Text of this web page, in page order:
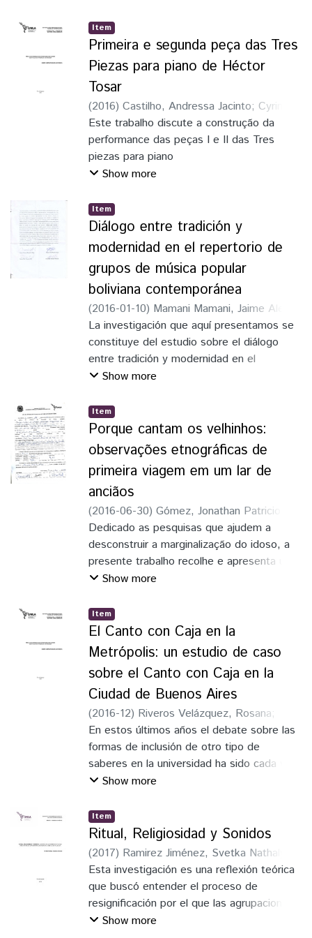
serían muy débiles como para afirmar la
existencia de un Sistema argentino. A
diferencia de
la red del Cemu, que mantiene una práctica
común en las varias ciudades del interior de
Misiones, esto sumado a lo que sus
coordinadores afirman: estar siempre en
contacto con la
red, nos llevó a considerarlo como un
Sistema misionero
Item
Primeira e segunda peça das Tres
Piezas para piano de Héctor
Tosar
(2016) Castilho, Andressa Jacinto; Cyrino,
Maria Beatriz;Villena, Marcelo Ricardo
Este trabalho discute a construção da
performance das peças I e II das Tres
piezas para piano
(1976) de Héctor Tosar, a partir da
composicionais empregados
na obra. Além da análise da escrita
contemporânea do compositor utilizou-se o
conceito de
“gestos musicais” para desenvolver uma
proposta de interpretação musical, com o
intuito de
promover e ampliar as possibilidades do
intérprete neste tipo de repertório.
Show more
Item
Diálogo entre tradición y
modernidad en el repertorio de
grupos de música popular
boliviana contemporánea
(2016-01-10) Mamani Mamani, Jaime Alex
Villena, Marcelo Ricardo
La investigación que aquí presentamos se
constituye del estudio sobre el diálogo
entre tradición y modernidad en el
repertorio de los grupos bolivianos de
La Paz, Oruro y Cochabamba pero cuyos
integrantes son originarios de locales del
interior. Tomando como estudio de caso
los grupos Kjarkjas, Kalamarca y
Llajtaymanta, el trabajo busca comprender
los procesos de transformación musical de
un repertorio folclórico tradicional a una
estética híbrida, que contempla la
convivencia de instrumentos ancestrales
del altiplano con instrumentos modernos
(algunos de ellos electrónicos). Un
instrumentación, sino que puede ser
verificado en procedimientos musicales. La
investigación que imaginamos se
caracterizará por el abordaje de fenómenos
musicales en su contexto social y cultural,
relacionando cuestiones técnicas musicales
con los procesos migratorios en la Bolivia
contemporánea. Finalmente serán
analizadas 3 canciones de los grupos
anteriormente mencionados y el arte visual
de sus CDs.
Show more
Item
Porque cantam os velhinhos:
observações etnográficas de
primeira viagem em um lar de
anciãos
(2016-06-30) Gómez, Jonathan Patricio
Cumbicos ;Villena, Marcelo Ricardo
Dedicado as pesquisas que ajudem a
desconstruir a marginalização do idoso, a
presente trabalho recolhe e apresenta uma
etnografia feita no asilo Lar dos Velhinhos
Brasil sobre repertorio musical em idosos e
as motivações que os levam a cantar, ouvir
ou escutar algumas canções especificas.
Aborda também as limitações do
envelhecer desde os autores Caroline de
Leon Linck e Nelson H. Blanco
respetivamente.
Show more
Item
El Canto con Caja en la
Metrópolis: un estudio de caso
sobre el Canto con Caja en la
Ciudad de Buenos Aires
(2016-12) Riveros Velázquez, Rosana;
Chernavsky, Analía
En estos últimos años el debate sobre las
formas de inclusión de otro tipo de
saberes en la universidad ha sido cada vez
más frecuente. Este debate se ha
discentes de la carrera de canto de las
universidades en Latinoamérica. Las
preguntas latentes son ¿Por dónde
empezar? ¿Qué tipo de canto abordar? a
partir de ahí surge la oportunidad del
estudio de caso de un canto de tradición
oral: El Canto con Caja. Es por eso que en
Show more
Item
Ritual, Religiosidad y Sonidos
(2017) Ramirez Jiménez, Svetka Nathaly
Eid, Félix Ceneviva
Esta investigación es una reflexión teórica
que buscó entender el proceso de
resignificación por el que las agrupaciones
musicales pasan en la actualidad. Para tal
Show more